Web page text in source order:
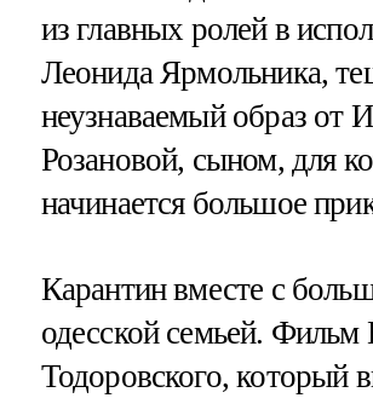
из главных ролей в
Леонида Ярмольника,
неузнаваемый образ от
Розановой, сыном, для
начинается большое
Карантин вместе с
одесской семьей. Фильм
Тодоровского, который